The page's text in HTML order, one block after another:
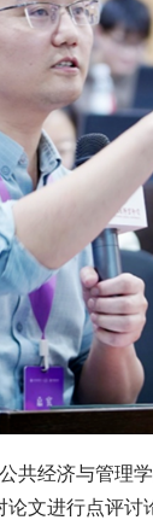
共经济与管理
论文进行点评讨